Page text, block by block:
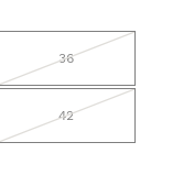
36
42